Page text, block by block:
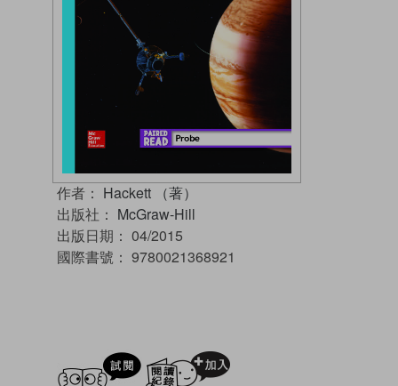
作者： Hackett （著）
出版社： McGraw-Hill
出版日期： 04/2015
國際書號： 9780021368921
試閲